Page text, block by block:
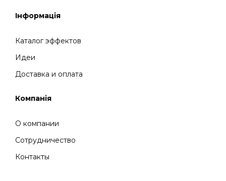
Інформація
Каталог эффектов
Идеи
Доставка и оплата
Компанія
О компании
Сотрудничество
Контакты